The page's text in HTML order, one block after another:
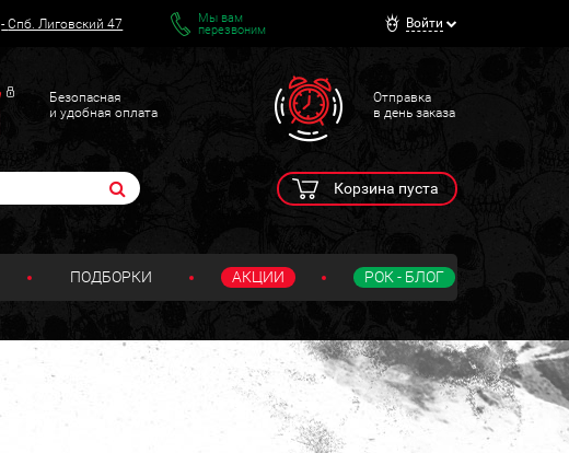
-Спб. Лиговский 47
Мы вам
перезвоним
Войти
Безопасная
и удобная оплата
Отправка
в день заказа
Корзина пуста
ПОДБОРКИ АКЦИИ РОК - БЛОГ